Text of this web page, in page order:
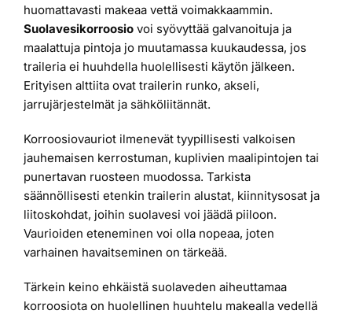
huomattavasti makeaa vettä voimakkaammin.
Suolavesikorroosio voi syövyttää galvanoituja ja
maalattuja pintoja jo muutamassa kuukaudessa, jos
traileria ei huuhdella huolellisesti käytön jälkeen.
Erityisen alttiita ovat trailerin runko, akseli,
jarrujärjestelmät ja sähköliitännät.
Korroosiovauriot ilmenevät tyypillisesti valkoisen
jauhemaisen kerrostuman, kuplivien maalipintojen tai
punertavan ruosteen muodossa. Tarkista
säännöllisesti etenkin trailerin alustat, kiinnitysosat ja
liitoskohdat, joihin suolavesi voi jäädä piiloon.
Vaurioiden eteneminen voi olla nopeaa, joten
varhainen havaitseminen on tärkeää.
Tärkein keino ehkäistä suolaveden aiheuttamaa
korroosiota on huolellinen huuhtelu makealla vedellä